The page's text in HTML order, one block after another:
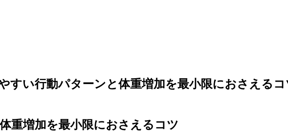
すい行動パターンと体重増加を最小限におさえる
重増加を最小限におさえるコツ